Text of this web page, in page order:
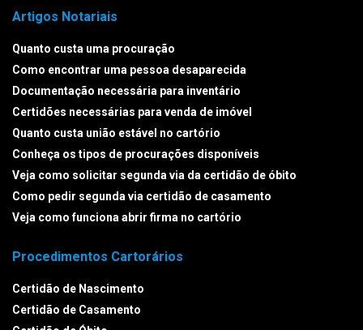
Artigos Notariais
Quanto custa uma procuração
Como encontrar uma pessoa desaparecida
Documentação necessária para inventário
Certidões necessárias para venda de imóvel
Quanto custa união estável no cartório
Conheça os tipos de procurações disponíveis
Veja como solicitar segunda via da certidão de óbito
Como pedir segunda via certidão de casamento
Veja como funciona abrir firma no cartório
Procedimentos Cartorários
Certidão de Nascimento
Certidão de Casamento